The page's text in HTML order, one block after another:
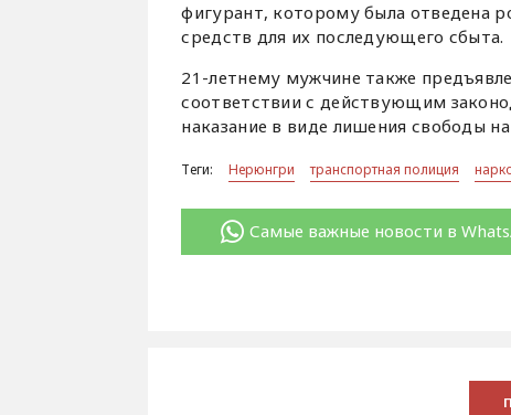
фигурант, которому была отведена
средств для их последующего сбыта.
21-летнему мужчине также
соответствии с действующим
наказание в виде лишения свободы
Теги: Нерюнгри транспортная полиция
Самые важные новости в